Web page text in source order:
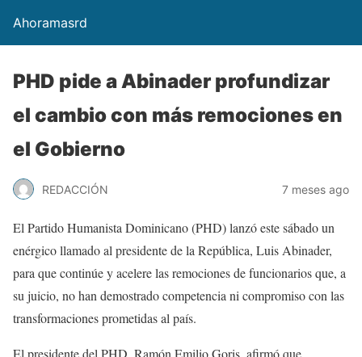
Ahoramasrd
PHD pide a Abinader profundizar
el cambio con más remociones en
el Gobierno
REDACCIÓN 7 meses ago
El Partido Humanista Dominicano (PHD) lanzó este sábado un
enérgico llamado al presidente de la República, Luis Abinader,
para que continúe y acelere las remociones de funcionarios que, a
su juicio, no han demostrado competencia ni compromiso con las
transformaciones prometidas al país.
El presidente del PHD, Ramón Emilio Goris, afirmó que